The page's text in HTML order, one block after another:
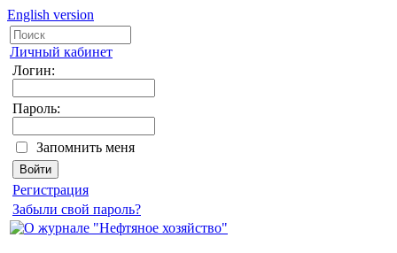
English version
Личный кабинет
Логин:
Пароль:
Запомнить меня
Регистрация
Забыли свой пароль?